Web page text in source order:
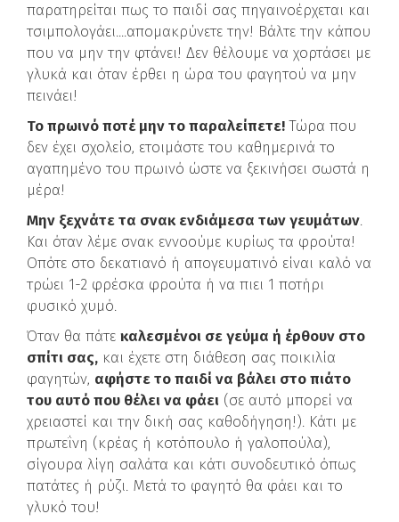
παρατηρείται πως το παιδί σας πηγαινοέρχεται και
τσιμπολογάει....απομακρύνετε την! Βάλτε την κάπου
που να μην την φτάνει! Δεν θέλουμε να χορτάσει με
γλυκά και όταν έρθει η ώρα του φαγητού να μην
πεινάει!
Το πρωινό ποτέ μην το παραλείπετε!Τώρα που
δεν έχει σχολείο, ετοιμάστε του καθημερινά το
αγαπημένο του πρωινό ώστε να ξεκινήσει σωστά η
μέρα!
Μην ξεχνάτε τα σνακ ενδιάμεσα των γευμάτων.
Και όταν λέμε σνακ εννοούμε κυρίως τα φρούτα!
Οπότε στο δεκατιανό ή απογευματινό είναι καλό να
τρώει 1-2 φρέσκα φρούτα ή να πιει 1 ποτήρι
φυσικό χυμό.
Όταν θα πάτε καλεσμένοι σε γεύμα ή έρθουν στο
σπίτι σας, και έχετε στη διάθεση σας ποικιλία
φαγητών, αφήστε το παιδί να βάλει στο πιάτο
του αυτό που θέλει να φάει (σε αυτό μπορεί να
χρειαστεί και την δική σας καθοδήγηση!). Κάτι με
πρωτεΐνη (κρέας ή κοτόπουλο ή γαλοπούλα),
σίγουρα λίγη σαλάτα και κάτι συνοδευτικό όπως
πατάτες ή ρύζι. Μετά το φαγητό θα φάει και το
γλυκό του!